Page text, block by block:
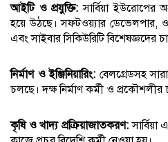
আইটি ও প্রযুক্তি: সার্বিয়া ইউরোপের
হয়ে উঠছে। সফটওয়্যার ডেভেলপার,
এবং সাইবার সিকিউরিটি বিশেষজ্ঞদের
নির্মাণ ও ইঞ্জিনিয়ারিং: বেলগ্রেডসহ
চলছে। দক্ষ নির্মাণ কর্মী ও প্রকৌশলীর
কৃষি ও খাদ্য প্রক্রিয়াজাতকরণ: